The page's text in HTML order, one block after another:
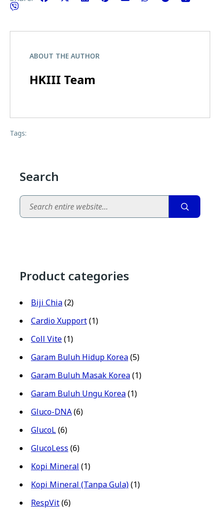
ABOUT THE AUTHOR
HKIII Team
Tags:
Search
Search
Product categories
Biji Chia(2)
Cardio Xupport(1)
Coll Vite(1)
Garam Buluh Hidup Korea(5)
Garam Buluh Masak Korea(1)
Garam Buluh Ungu Korea(1)
Gluco-DNA(6)
GlucoL(6)
GlucoLess (6)
Kopi Mineral (1)
Kopi Mineral (Tanpa Gula)(1)
RespVit(6)